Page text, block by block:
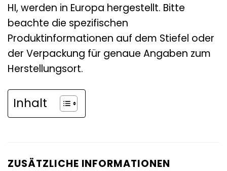
HI, werden in Europa hergestellt. Bitte
beachte die spezifischen
Produktinformationen auf dem Stiefel oder
der Verpackung für genaue Angaben zum
Herstellungsort.
Inhalt
ZUSÄTZLICHE INFORMATIONEN